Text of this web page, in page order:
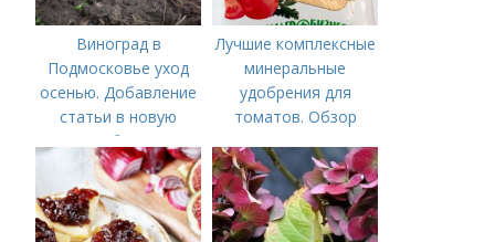
Виноград в
Подмосковье уход
осенью. Добавление
статьи в новую
подборку
Лучшие комплексные
минеральные
удобрения для
томатов. Обзор
удобрений для
томатов: правила
внесения в почву